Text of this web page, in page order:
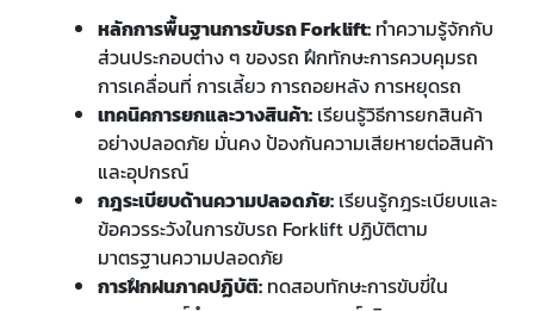
หลักการพื้นฐานการขับรถForklift: ทำความรู้จักกับ
ส่วนประกอบต่าง ๆ ของรถ ฝึกทักษะการควบคุมรถ
การเคลื่อนที่ การเลี้ยว การถอยหลัง การหยุดรถ
เทคนิคการยกและวางสินค้า: เรียนรู้วิธีการยกสินค้า
อย่างปลอดภัย มั่นคง ป้องกันความเสียหายต่อสินค้า
และอุปกรณ์
กฎระเบียบด้านความปลอดภัย: เรียนรู้กฎระเบียบและ
ข้อควรระวังในการขับรถ Forklift ปฏิบัติตาม
มาตรฐานความปลอดภัย
การฝึกฝนภาคปฏิบัติ: ทดสอบทักษะการขับขี่ใน